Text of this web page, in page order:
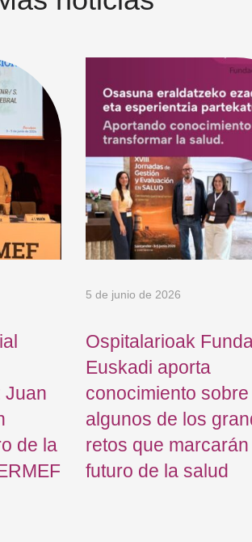
Juan
de la
5 de junio de 2026
Ospitalarioak
Euskadi aporta
conocimiento sobre
algunos de los
retos que marcarán
futuro de la salud